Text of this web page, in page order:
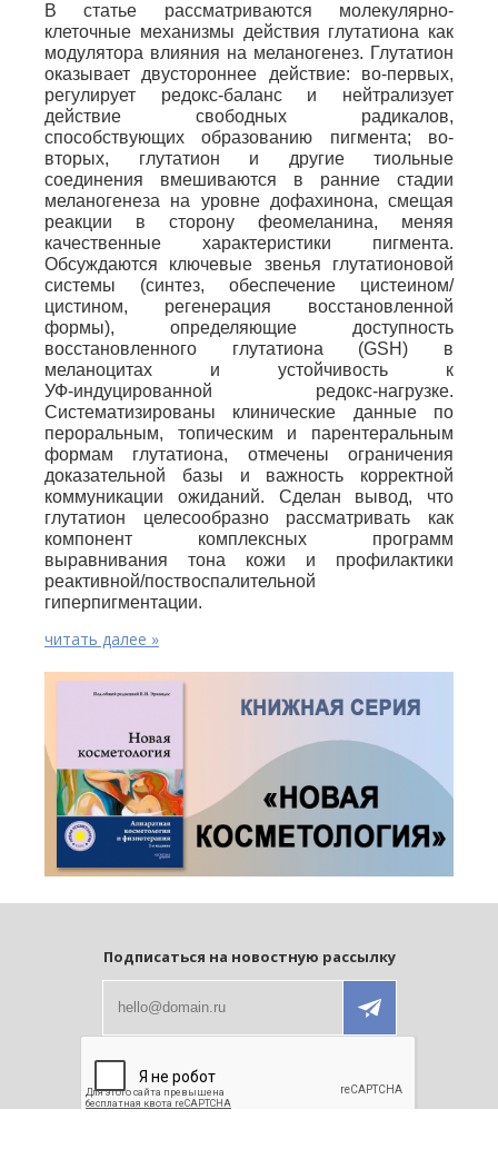
В статье рассматриваются молекулярно-
клеточные механизмы действия глутатиона как
модулятора влияния на меланогенез. Глутатион
оказывает двустороннее действие: во-первых,
регулирует редокс-баланс и нейтрализует
действие свободных радикалов,
способствующих образованию пигмента; во-
вторых, глутатион и другие тиольные
соединения вмешиваются в ранние стадии
меланогенеза на уровне дофахинона, смещая
реакции в сторону феомеланина, меняя
качественные характеристики пигмента.
Обсуждаются ключевые звенья глутатионовой
системы (синтез, обеспечение цистеином/
цистином, регенерация восстановленной
формы), определяющие доступность
восстановленного глутатиона (GSH) в
меланоцитах и устойчивость к
УФ‑индуцированной редокс‑нагрузке.
Систематизированы клинические данные по
пероральным, топическим и парентеральным
формам глутатиона, отмечены ограничения
доказательной базы и важность корректной
коммуникации ожиданий. Сделан вывод, что
глутатион целесообразно рассматривать как
компонент комплексных программ
выравнивания тона кожи и профилактики
реактивной/поствоспалительной
гиперпигментации.
читать далее »
Подписаться на новостную рассылку